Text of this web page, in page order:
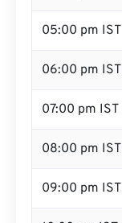
05:00 pm IST
06:00 pm IST
07:00 pm IST
08:00 pm IST
09:00 pm IST